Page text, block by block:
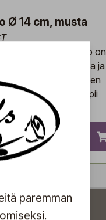
Ø 14 cm, musta
kivikeramiikakulho on
kolmessa koossa ja
värissä. Täydellinen
pöydän lisukkeille, sopii
ja juhlaan.
€
paremman